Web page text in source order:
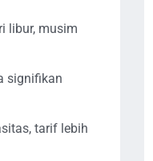
libur, musim
signifikan
tarif lebih